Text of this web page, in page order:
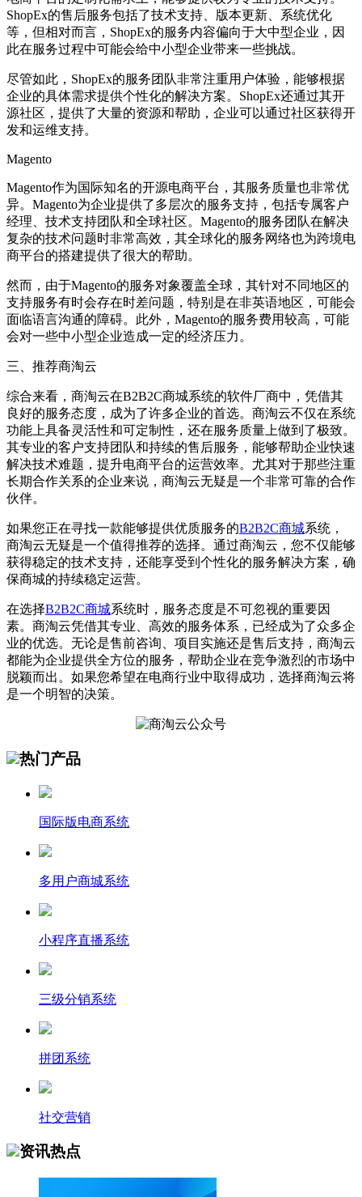
ShopEx的售后服务包括了技术支持、版本更新、系统优化
等，但相对而言， ShopEx的服务内容偏向于大中型企业，因
此在服务过程中可能会给中小型企业带来一些挑战。
尽管如此， ShopEx的服务团队非常注重用户体验，能够根据
企业的具体需求提供个性化的解决方案。 ShopEx还通过其开
源社区，提供了大量的资源和帮助，企业可以通过社区获得开
发和运维支持。
Magento
Magento作为国际知名的开源电商平台，其服务质量也非常优
异。 Magento为企业提供了多层次的服务支持，包括专属客户
经理、技术支持团队和全球社区。 Magento的服务团队在解决
复杂的技术问题时非常高效，其全球化的服务网络也为跨境电
商平台的搭建提供了很大的帮助。
然而，由于Magento的服务对象覆盖全球，其针对不同地区的
支持服务有时会存在时差问题，特别是在非英语地区，可能会
面临语言沟通的障碍。此外， Magento的服务费用较高，可能
会对一些中小型企业造成一定的经济压力。
三、推荐商淘云
综合来看，商淘云在B2B2C商城系统的软件厂商中，凭借其
良好的服务态度，成为了许多企业的首选。商淘云不仅在系统
功能上具备灵活性和可定制性，还在服务质量上做到了极致。
其专业的客户支持团队和持续的售后服务，能够帮助企业快速
解决技术难题，提升电商平台的运营效率。尤其对于那些注重
长期合作关系的企业来说，商淘云无疑是一个非常可靠的合作
伙伴。
如果您正在寻找一款能够提供优质服务的B2B2C商城系统，
商淘云无疑是一个值得推荐的选择。通过商淘云，您不仅能够
获得稳定的技术支持，还能享受到个性化的服务解决方案，确
保商城的持续稳定运营。
在选择B2B2C商城系统时，服务态度是不可忽视的重要因
素。商淘云凭借其专业、高效的服务体系，已经成为了众多企
业的优选。无论是售前咨询、项目实施还是售后支持，商淘云
都能为企业提供全方位的服务，帮助企业在竞争激烈的市场中
脱颖而出。如果您希望在电商行业中取得成功，选择商淘云将
是一个明智的决策。
热门产品
国际版电商系统
多用户商城系统
小程序直播系统
三级分销系统
拼团系统
社交营销
资讯热点